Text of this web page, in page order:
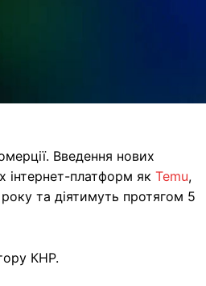
Введення нових
інтернет-платформ як Temu,
та діятимуть протягом 5
КНР.